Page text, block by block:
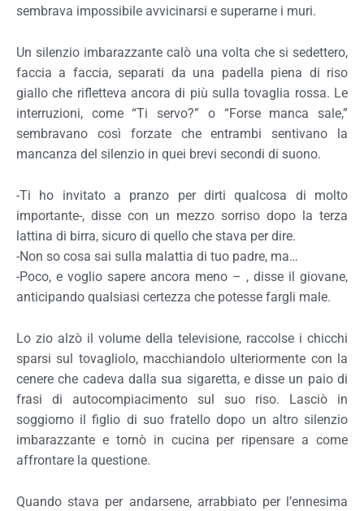
sembrava impossibile avvicinarsi e superarne i muri.
Un silenzio imbarazzante calò una volta che si sedettero,
faccia a faccia, separati da una padella piena di riso
giallo che rifletteva ancora di più sulla tovaglia rossa. Le
interruzioni, come “Ti servo?” o “Forse manca sale,”
sembravano così forzate che entrambi sentivano la
mancanza del silenzio in quei brevi secondi di suono.
-Ti ho invitato a pranzo per dirti qualcosa di molto
importante-, disse con un mezzo sorriso dopo la terza
lattina di birra, sicuro di quello che stava per dire.
-Non so cosa sai sulla malattia di tuo padre, ma…
-Poco, e voglio sapere ancora meno – , disse il giovane,
anticipando qualsiasi certezza che potesse fargli male.
Lo zio alzò il volume della televisione, raccolse i chicchi
sparsi sul tovagliolo, macchiandolo ulteriormente con la
cenere che cadeva dalla sua sigaretta, e disse un paio di
frasi di autocompiacimento sul suo riso. Lasciò in
soggiorno il figlio di suo fratello dopo un altro silenzio
imbarazzante e tornò in cucina per ripensare a come
affrontare la questione.
Quando stava per andarsene, arrabbiato per l’ennesima